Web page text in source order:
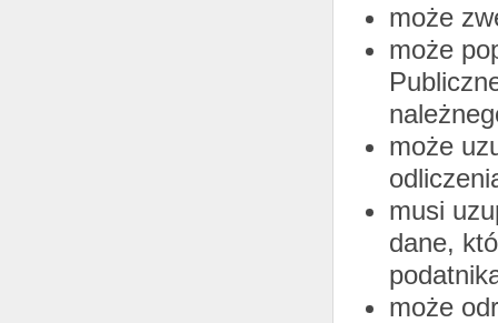
może
może
może
musi
dane,
może